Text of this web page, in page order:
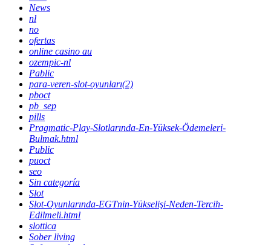
News
nl
no
ofertas
online casino au
ozempic-nl
Pablic
para-veren-slot-oyunları(2)
pboct
pb_sep
pills
Pragmatic-Play-Slotlarında-En-Yüksek-Ödemeleri-
Bulmak.html
Public
puoct
seo
Sin categoría
Slot
Slot-Oyunlarında-EGTnin-Yükselişi-Neden-Tercih-
Edilmeli.html
slottica
Sober living